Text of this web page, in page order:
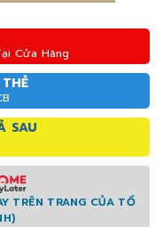
Cửa Hàng
SAU
TRÊN TRANG CỦA TỔ